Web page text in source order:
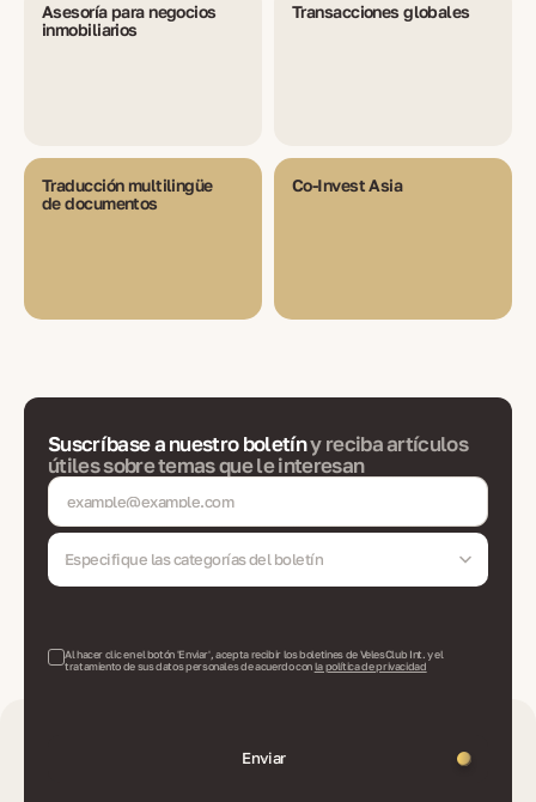
Asesoría para negocios
inmobiliarios
Transacciones globales
Traducción multilingüe
de documentos
Co-Invest Asia
Suscríbase a nuestro boletíny reciba artículos
útiles sobre temas que le interesan
Especifique las categorías del boletín
Al hacer clic en el botón 'Enviar', acepta recibir los boletines de VelesClub Int. y el
tratamiento de sus datos personales de acuerdo conla política de privacidad
Enviar